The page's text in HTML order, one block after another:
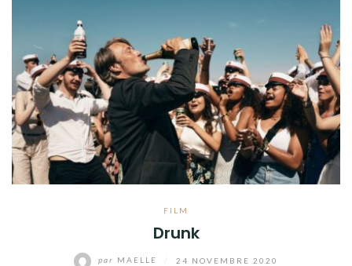
FILM
Drunk
par MAELLE 24 NOVEMBRE 2020